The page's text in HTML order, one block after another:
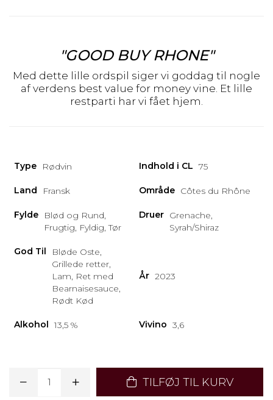
"GOOD BUY RHONE"
Med dette lille ordspil siger vi goddag til nogle
af verdens best value for money vine. Et lille
restparti har vi fået hjem.
Type Rødvin Indhold i CL 75
Land Fransk Område Côtes du Rhône
Fylde
Blød og Rund,
Frugtig, Fyldig, Tør
Druer Grenache,
Syrah/Shiraz
God Til
Bløde Oste,
Grillede retter,
Lam, Ret med
Bearnaisesauce,
Rødt Kød
År 2023
Alkohol 13,5 % Vivino 3,6
TILFØJ TIL KURV